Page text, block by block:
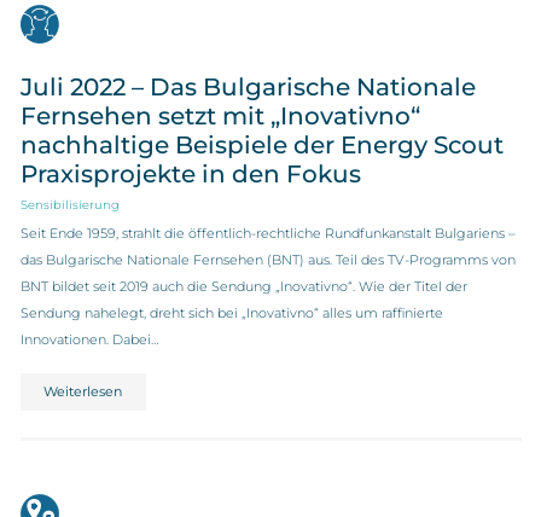
Juli 2022 – Das Bulgarische Nationale
Fernsehen setzt mit „Inovativno“
nachhaltige Beispiele der Energy Scout
Praxisprojekte in den Fokus
Sensibilisierung
Seit Ende 1959, strahlt die öffentlich-rechtliche Rundfunkanstalt Bulgariens –
das Bulgarische Nationale Fernsehen (BNT) aus. Teil des TV-Programms von
BNT bildet seit 2019 auch die Sendung „Inovativno“. Wie der Titel der
Sendung nahelegt, dreht sich bei „Inovativno“ alles um raffinierte
Innovationen. Dabei…
Weiterlesen